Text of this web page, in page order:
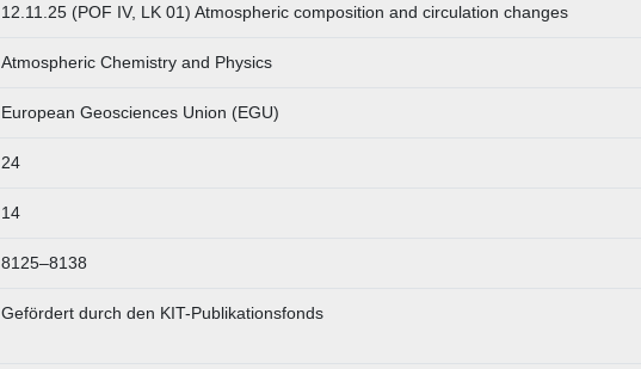
12.11.25 (POF IV, LK 01) Atmospheric composition and circulation changes
Atmospheric Chemistry and Physics
European Geosciences Union (EGU)
24
14
8125–8138
Gefördert durch den KIT-Publikationsfonds